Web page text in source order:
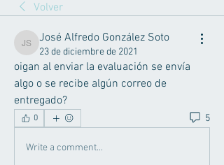
Volver
José Alfredo González Soto
José Alfredo González Soto
23 de diciembre de 2021
oigan al enviar la evaluación se envía
algo o se recibe algún correo de
entregado?
0 5
Write a comment...